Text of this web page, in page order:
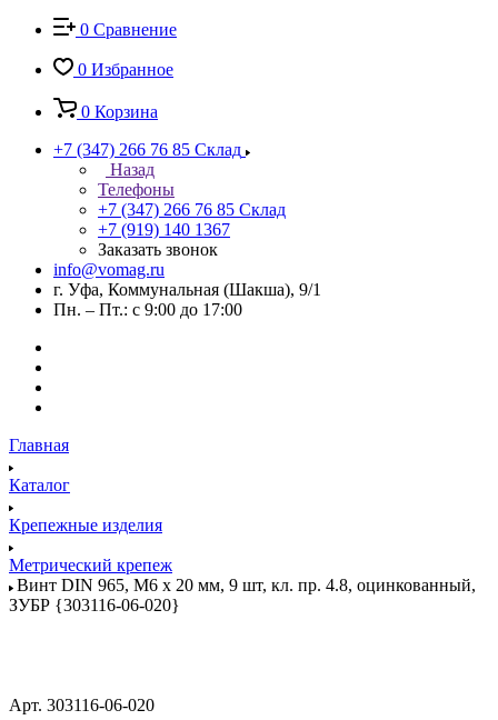
0 Сравнение
0 Избранное
0 Корзина
+7 (347) 266 76 85 Склад
Назад
Телефоны
+7 (347) 266 76 85 Склад
+7 (919) 140 1367
Заказать звонок
info@vomag.ru
г. Уфа, Коммунальная (Шакша), 9/1
Пн. – Пт.: с 9:00 до 17:00
Главная
Каталог
Крепежные изделия
Метрический крепеж
Винт DIN 965, M6 x 20 мм, 9 шт, кл. пр. 4.8, оцинкованный,
ЗУБР {303116-06-020}
Арт. 303116-06-020